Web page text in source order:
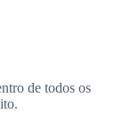
de todos os